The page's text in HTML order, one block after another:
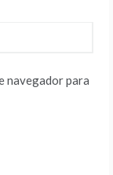
navegador para